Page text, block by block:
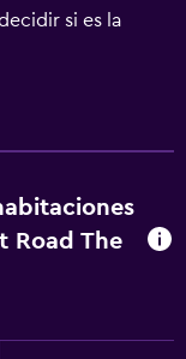
si es la
Road The